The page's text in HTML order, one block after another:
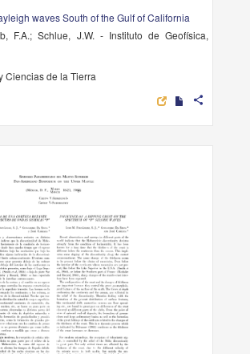
waves South of the Gulf of California
F.A.; Schlue, J.W. - Instituto de Geofísica,
Ciencias de la Tierra
share